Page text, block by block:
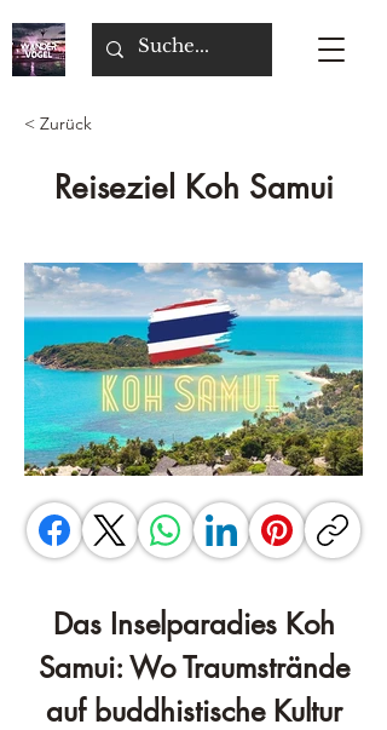
< Zurück
Reiseziel Koh Samui
Das Inselparadies Koh
Samui: Wo Traumstrände
auf buddhistische Kultur